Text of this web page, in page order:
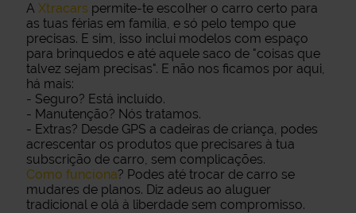
A Xtracars permite-te escolher o carro certo para
as tuas férias em família, e só pelo tempo que
precisas. E sim, isso inclui modelos com espaço
para brinquedos e até aquele saco de "coisas que
talvez sejam precisas". E não nos ficamos por aqui,
há mais:
- Seguro? Está incluído.
- Manutenção? Nós tratamos.
- Extras? Desde GPS a cadeiras de criança, podes
acrescentar os produtos que precisares à tua
subscrição de carro, sem complicações.
Como funciona? Podes até trocar de carro se
mudares de planos. Diz adeus ao aluguer
tradicional e olá à liberdade sem compromisso.